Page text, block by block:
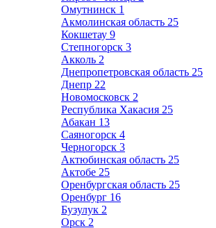
Омутнинск 1
Акмолинская область 25
Кокшетау 9
Степногорск 3
Акколь 2
Днепропетровская область 25
Днепр 22
Новомосковск 2
Республика Хакасия 25
Абакан 13
Саяногорск 4
Черногорск 3
Актюбинская область 25
Актобе 25
Оренбургская область 25
Оренбург 16
Бузулук 2
Орск 2